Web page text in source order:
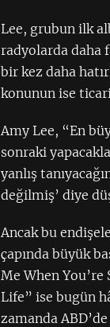
Lee, grubun ilk
radyolarda daha
bir kez daha
konunun ise
Amy Lee, “En
sonraki
yanlış
değilmiş’ diye
Ancak bu
çapında büyük
Me When
Life” ise bugün
zamanda